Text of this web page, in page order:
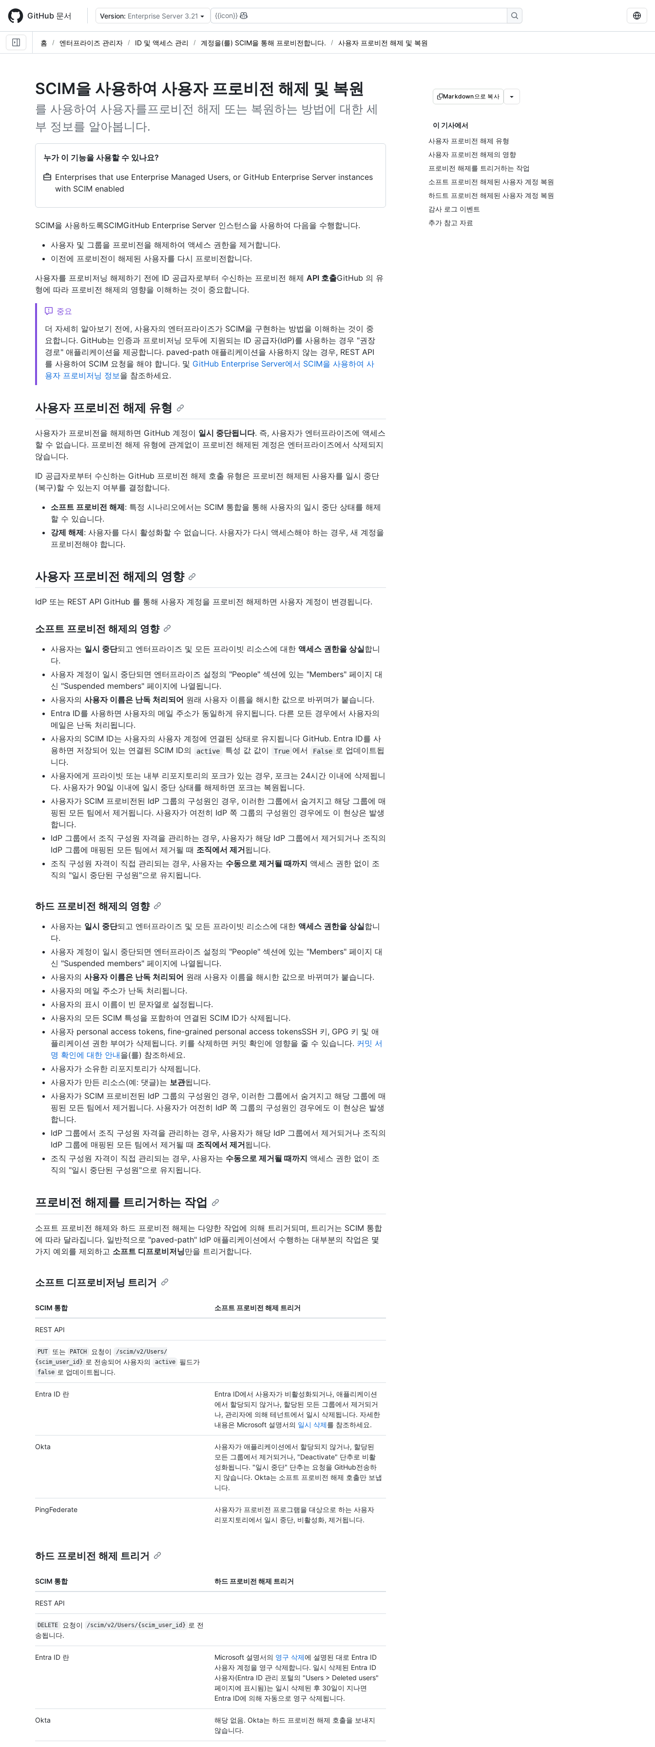
main
content
GitHub 문서 Version: Enterprise Server 3.21 {{icon}}
홈 엔터프라이즈 관리자 ID 및 액세스 관리 계정을(를) SCIM을 통해 프로비전합니다. 사용자 프로비전 해제 및 복원
SCIM을 사용하여 사용자 프로비전 해제 및 복원
를 사용하여 사용자를프로비전 해제 또는 복원하는 방법에 대한 세
부 정보를 알아봅니다.
누가 이 기능을 사용할 수 있나요?
Enterprises that use Enterprise Managed Users, or GitHub Enterprise Server instances
with SCIM enabled
Markdown으로 복사
이 기사에서
사용자 프로비전 해제 유형
사용자 프로비전 해제의 영향
프로비전 해제를 트리거하는 작업
소프트 프로비전 해제된 사용자 계정 복원
하드트 프로비전 해제된 사용자 계정 복원
감사 로그 이벤트
추가 참고 자료
SCIM을 사용하도록SCIMGitHub Enterprise Server 인스턴스을 사용하여 다음을 수행합니다.
사용자 및 그룹을 프로비전을 해제하여 액세스 권한을 제거합니다.
이전에 프로비전이 해제된 사용자를 다시 프로비전합니다.
사용자를 프로비저닝 해제하기 전에 ID 공급자로부터 수신하는 프로비전 해제 API 호출GitHub 의 유
형에 따라 프로비전 해제의 영향을 이해하는 것이 중요합니다.
중요
더 자세히 알아보기 전에, 사용자의 엔터프라이즈가 SCIM을 구현하는 방법을 이해하는 것이 중
요합니다. GitHub는 인증과 프로비저닝 모두에 지원되는 ID 공급자(IdP)를 사용하는 경우 "권장
경로" 애플리케이션을 제공합니다. paved-path 애플리케이션을 사용하지 않는 경우, REST API
를 사용하여 SCIM 요청을 해야 합니다. 및 GitHub Enterprise Server에서 SCIM을 사용하여 사
용자 프로비저닝 정보을 참조하세요.
사용자 프로비전 해제 유형
사용자가 프로비전을 해제하면 GitHub 계정이 일시 중단됩니다. 즉, 사용자가 엔터프라이즈에 액세스
할 수 없습니다. 프로비전 해제 유형에 관계없이 프로비전 해제된 계정은 엔터프라이즈에서 삭제되지
않습니다.
ID 공급자로부터 수신하는 GitHub 프로비전 해제 호출 유형은 프로비전 해제된 사용자를 일시 중단
(복구)할 수 있는지 여부를 결정합니다.
소프트 프로비전 해제: 특정 시나리오에서는 SCIM 통합을 통해 사용자의 일시 중단 상태를 해제
할 수 있습니다.
강제 해제: 사용자를 다시 활성화할 수 없습니다. 사용자가 다시 액세스해야 하는 경우, 새 계정을
프로비전해야 합니다.
사용자 프로비전 해제의 영향
IdP 또는 REST API GitHub 를 통해 사용자 계정을 프로비전 해제하면 사용자 계정이 변경됩니다.
소프트 프로비전 해제의 영향
사용자는 일시 중단되고 엔터프라이즈 및 모든 프라이빗 리소스에 대한 액세스 권한을 상실합니
다.
사용자 계정이 일시 중단되면 엔터프라이즈 설정의 "People" 섹션에 있는 "Members" 페이지 대
신 "Suspended members" 페이지에 나열됩니다.
사용자의 사용자 이름은 난독 처리되어 원래 사용자 이름을 해시한 값으로 바뀌며가 붙습니다.
Entra ID를 사용하면 사용자의 메일 주소가 동일하게 유지됩니다. 다른 모든 경우에서 사용자의
메일은 난독 처리됩니다.
사용자의 SCIM ID는 사용자의 사용자 계정에 연결된 상태로 유지됩니다 GitHub. Entra ID를 사
용하면 저장되어 있는 연결된 SCIM ID의
active 특성 값 값이 True 에서 False 로 업데이트됩
니다.
사용자에게 프라이빗 또는 내부 리포지토리의 포크가 있는 경우, 포크는 24시간 이내에 삭제됩니
다. 사용자가 90일 이내에 일시 중단 상태를 해제하면 포크는 복원됩니다.
사용자가 SCIM 프로비전된 IdP 그룹의 구성원인 경우, 이러한 그룹에서 숨겨지고 해당 그룹에 매
핑된 모든 팀에서 제거됩니다. 사용자가 여전히 IdP 쪽 그룹의 구성원인 경우에도 이 현상은 발생
합니다.
IdP 그룹에서 조직 구성원 자격을 관리하는 경우, 사용자가 해당 IdP 그룹에서 제거되거나 조직의
IdP 그룹에 매핑된 모든 팀에서 제거될 때 조직에서 제거됩니다.
조직 구성원 자격이 직접 관리되는 경우, 사용자는 수동으로 제거될 때까지 액세스 권한 없이 조
직의 "일시 중단된 구성원"으로 유지됩니다.
하드 프로비전 해제의 영향
사용자는 일시 중단되고 엔터프라이즈 및 모든 프라이빗 리소스에 대한 액세스 권한을 상실합니
다.
사용자 계정이 일시 중단되면 엔터프라이즈 설정의 "People" 섹션에 있는 "Members" 페이지 대
신 "Suspended members" 페이지에 나열됩니다.
사용자의 사용자 이름은 난독 처리되어 원래 사용자 이름을 해시한 값으로 바뀌며가 붙습니다.
사용자의 메일 주소가 난독 처리됩니다.
사용자의 표시 이름이 빈 문자열로 설정됩니다.
사용자의 모든 SCIM 특성을 포함하여 연결된 SCIM ID가 삭제됩니다.
사용자 personal access tokens, fine-grained personal access tokensSSH 키, GPG 키 및 애
플리케이션 권한 부여가 삭제됩니다. 키를 삭제하면 커밋 확인에 영향을 줄 수 있습니다. 커밋 서
명 확인에 대한 안내을(를) 참조하세요.
사용자가 소유한 리포지토리가 삭제됩니다.
사용자가 만든 리소스(예: 댓글)는 보관됩니다.
사용자가 SCIM 프로비전된 IdP 그룹의 구성원인 경우, 이러한 그룹에서 숨겨지고 해당 그룹에 매
핑된 모든 팀에서 제거됩니다. 사용자가 여전히 IdP 쪽 그룹의 구성원인 경우에도 이 현상은 발생
합니다.
IdP 그룹에서 조직 구성원 자격을 관리하는 경우, 사용자가 해당 IdP 그룹에서 제거되거나 조직의
IdP 그룹에 매핑된 모든 팀에서 제거될 때 조직에서 제거됩니다.
조직 구성원 자격이 직접 관리되는 경우, 사용자는 수동으로 제거될 때까지 액세스 권한 없이 조
직의 "일시 중단된 구성원"으로 유지됩니다.
프로비전 해제를 트리거하는 작업
소프트 프로비전 해제와 하드 프로비전 해제는 다양한 작업에 의해 트리거되며, 트리거는 SCIM 통합
에 따라 달라집니다. 일반적으로 "paved-path" IdP 애플리케이션에서 수행하는 대부분의 작업은 몇
가지 예외를 제외하고 소프트 디프로비저닝만을 트리거합니다.
소프트 디프로비저닝 트리거
SCIM 통합 소프트 프로비전 해제 트리거
REST API
PUT 또는 PATCH 요청이 /scim/v2/Users/
{scim_user_id} 로 전송되어 사용자의 active 필드가
false 로 업데이트됩니다.
Entra ID 란
Entra ID에서 사용자가 비활성화되거나, 애플리케이션
에서 할당되지 않거나, 할당된 모든 그룹에서 제거되거
나, 관리자에 의해 테넌트에서 일시 삭제됩니다. 자세한
내용은 Microsoft 설명서의 일시 삭제를 참조하세요.
Okta
사용자가 애플리케이션에서 할당되지 않거나, 할당된
모든 그룹에서 제거되거나, "Deactivate" 단추로 비활
성화됩니다. "일시 중단" 단추는 요청을 GitHub전송하
지 않습니다. Okta는 소프트 프로비전 해제 호출만 보냅
니다.
PingFederate
사용자가 프로비전 프로그램을 대상으로 하는 사용자
리포지토리에서 일시 중단, 비활성화, 제거됩니다.
하드 프로비전 해제 트리거
SCIM 통합 하드 프로비전 해제 트리거
REST API
DELETE 요청이 /scim/v2/Users/{scim_user_id} 로 전
송됩니다.
Entra ID 란 Microsoft 설명서의 영구 삭제에 설명된 대로 Entra ID
사용자 계정을 영구 삭제합니다. 일시 삭제된 Entra ID
사용자(Entra ID 관리 포털의 "Users > Deleted users"
페이지에 표시됨)는 일시 삭제된 후 30일이 지나면
Entra ID에 의해 자동으로 영구 삭제됩니다.
Okta
해당 없음. Okta는 하드 프로비전 해제 호출을 보내지
않습니다.